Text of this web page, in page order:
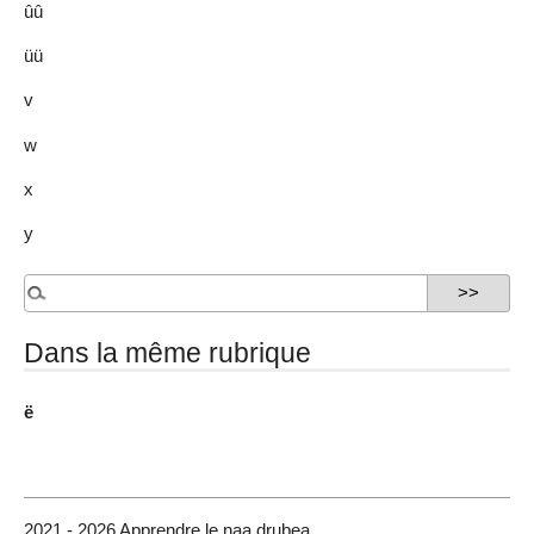
ûû
üü
v
w
x
y
Dans la même rubrique
ë
2021 - 2026 Apprendre le naa drubea